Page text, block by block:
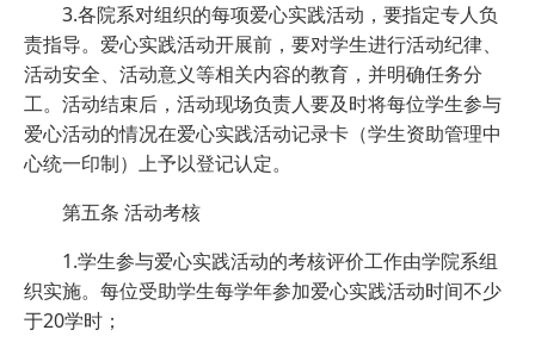
3.各院系对组织的每项爱心实践活动，要指定专人负
责指导。爱心实践活动开展前，要对学生进行活动纪律、
活动安全、活动意义等相关内容的教育，并明确任务分
工。活动结束后，活动现场负责人要及时将每位学生参与
爱心活动的情况在爱心实践活动记录卡（学生资助管理中
心统一印制）上予以登记认定。
第五条 活动考核
1.学生参与爱心实践活动的考核评价工作由学院系组
织实施。每位受助学生每学年参加爱心实践活动时间不少
于20学时；